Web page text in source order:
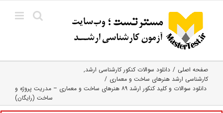
content
صفحه اصلی
دانلود سوالات کنکور کارشناسی ارشد
کارشناسی ارشد هنرهای ساخت و معماری
دانلود سوالات و کلید کنکور ارشد ۸۹ هنرهای ساخت و معماری – مدریت پروژه و
ساخت (رایگان)